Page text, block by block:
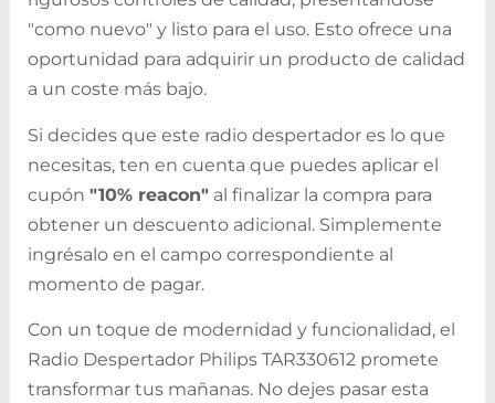
"como nuevo" y listo para el uso. Esto ofrece una
oportunidad para adquirir un producto de calidad
a un coste más bajo.
Si decides que este radio despertador es lo que
necesitas, ten en cuenta que puedes aplicar el
cupón "10% reacon" al finalizar la compra para
obtener un descuento adicional. Simplemente
ingrésalo en el campo correspondiente al
momento de pagar.
Con un toque de modernidad y funcionalidad, el
Radio Despertador Philips TAR330612 promete
transformar tus mañanas. No dejes pasar esta